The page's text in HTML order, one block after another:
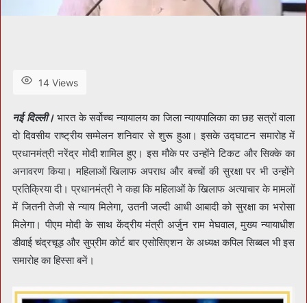
14 Views
नई दिल्ली।भारत के सर्वोच्च न्यायालय का जिला न्यायपालिका का छह सत्रों वाला
दो दिवसीय राष्ट्रीय सम्मेलन शनिवार से शुरू हुआ। इसके उद्घाटन समारोह में
प्रधानमंत्री नरेंद्र मोदी शामिल हुए। इस मौके पर उन्होंने टिकट और सिक्के का
अनावरण किया। महिलाओं खिलाफ अपराध और बच्चों की सुरक्षा पर भी उन्होंने
प्रतिक्रिया दी। प्रधानमंत्री ने कहा कि महिलाओं के खिलाफ अत्याचार के मामलों
में जितनी तेजी से न्याय मिलेगा, उतनी जल्दी आधी आबादी को सुरक्षा का भरोसा
मिलेगा। पीएम मोदी के साथ केंद्रीय मंत्री अर्जुन राम मेघवाल, मुख्य न्यायाधीश
डीवाई चंद्रचूड़ और सुप्रीम कोर्ट बार एसोसिएशन के अध्यक्ष कपिल सिब्बल भी इस
समारोह का हिस्सा बनें।